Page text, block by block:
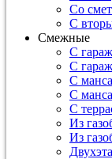
Со
С
Смежные
С
С
С
С
С
Из
Из